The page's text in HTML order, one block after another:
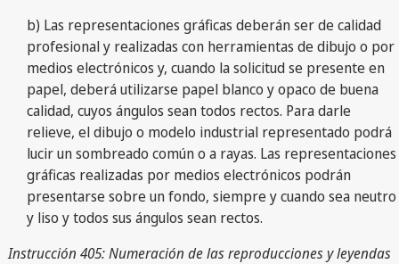
b) Las representaciones gráficas deberán ser de calidad
profesional y realizadas con herramientas de dibujo o por
medios electrónicos y, cuando la solicitud se presente en
papel, deberá utilizarse papel blanco y opaco de buena
calidad, cuyos ángulos sean todos rectos. Para darle
relieve, el dibujo o modelo industrial representado podrá
lucir un sombreado común o a rayas. Las representaciones
gráficas realizadas por medios electrónicos podrán
presentarse sobre un fondo, siempre y cuando sea neutro
y liso y todos sus ángulos sean rectos.
Instrucción 405: Numeración de las reproducciones y leyendas